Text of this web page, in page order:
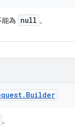
能為 null 。
. Builder
。